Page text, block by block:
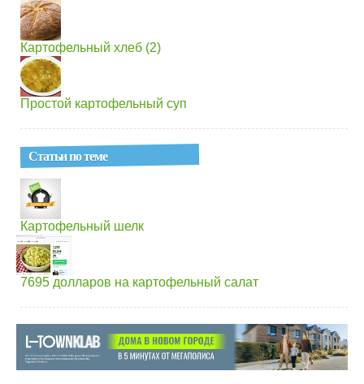
Картофельный хлеб (2)
Простой картофельный суп
Статьи по теме
Картофельный шелк
7695 долларов на картофельный салат